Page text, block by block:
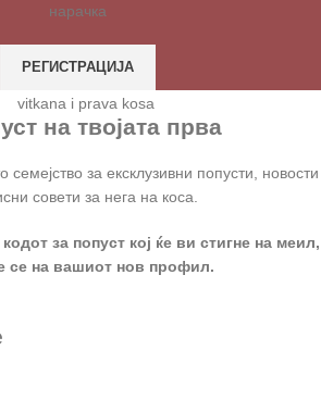
нарачка
РЕГИСТРАЦИЈА
на твојата прва
за ексклузивни попусти, новости
совети за нега на коса.
за попуст кој ќе ви стигне на меил,
се на вашиот нов профил.